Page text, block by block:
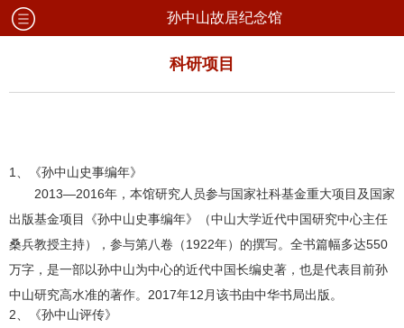
孙中山故居纪念馆
科研项目
1、《孙中山史事编年》
2013—2016年，本馆研究人员参与国家社科基金重大项目及国家
出版基金项目《孙中山史事编年》（中山大学近代中国研究中心主任
桑兵教授主持），参与第八卷（1922年）的撰写。全书篇幅多达550
万字，是一部以孙中山为中心的近代中国长编史著，也是代表目前孙
中山研究高水准的著作。2017年12月该书由中华书局出版。
2、《孙中山评传》